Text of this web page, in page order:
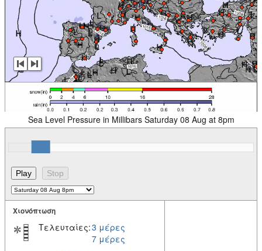
Sea Level Pressure in Millibars Saturday 08 Aug at 8pm
Χιονόπτωση
Τελευταίες:3 μέρες
7 μέρες